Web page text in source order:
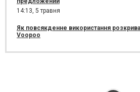
14:13, 5 травня
Як повсякденне використання
Voopoo